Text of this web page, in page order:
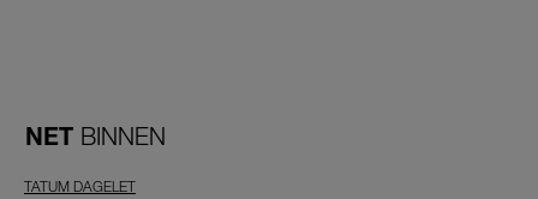
NET BINNEN
TATUM DAGELET